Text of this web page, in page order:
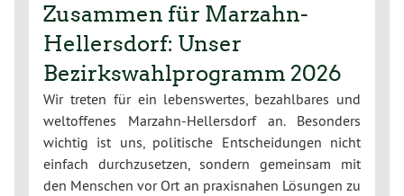
Zusammen für Marzahn-
Hellersdorf: Unser
Bezirkswahlprogramm 2026
Wir treten für ein lebenswertes, bezahlbares und
weltoffenes Marzahn-Hellersdorf an. Besonders
wichtig ist uns, politische Entscheidungen nicht
einfach durchzusetzen, sondern gemeinsam mit
den Menschen vor Ort an praxisnahen Lösungen zu